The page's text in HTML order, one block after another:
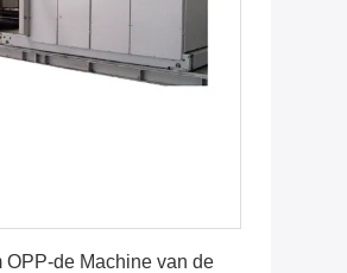
de Machine van de